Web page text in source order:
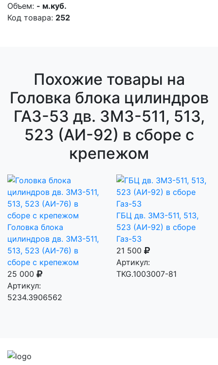
Объем: - м.куб.
Код товара: 252
Похожие товары на
Головка блока цилиндров
ГАЗ-53 дв. ЗМЗ-511, 513,
523 (АИ-92) в сборе с
крепежом
Головка блока
цилиндров дв. ЗМЗ-511,
513, 523 (АИ-76) в
сборе с крепежом
25 000
Артикул:
5234.3906562
ГБЦ дв. ЗМЗ-511, 513,
523 (АИ-92) в сборе
Газ-53
21 500
Артикул:
TKG.1003007-81